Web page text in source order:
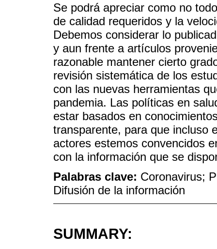
Se podrá apreciar como no
de calidad requeridos y la
Debemos considerar lo
y aun frente a artículos
razonable mantener cierto
revisión sistemática de los
con las nuevas herramientas
pandemia. Las políticas en
estar basados en
transparente, para que incluso
actores estemos convencidos
con la información que se
Palabras clave: Coronavirus;
Difusión de la información
SUMMARY: